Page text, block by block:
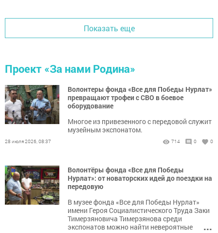
Показать еще
Проект «За нами Родина»
Волонтеры фонда «Все для Победы Нурлат»
превращают трофеи с СВО в боевое
оборудование
Многое из привезенного с передовой служит
музейным экспонатом.
28 июля 2026, 08:37 714 0 0
Волонтёры фонда «Все для Победы
Нурлат»: от новаторских идей до поездки на
передовую
В музее фонда «Все для Победы Нурлат»
имени Героя Социалистического Труда Заки
Тимерзяновича Тимерзянова среди
экспонатов можно найти невероятные
...